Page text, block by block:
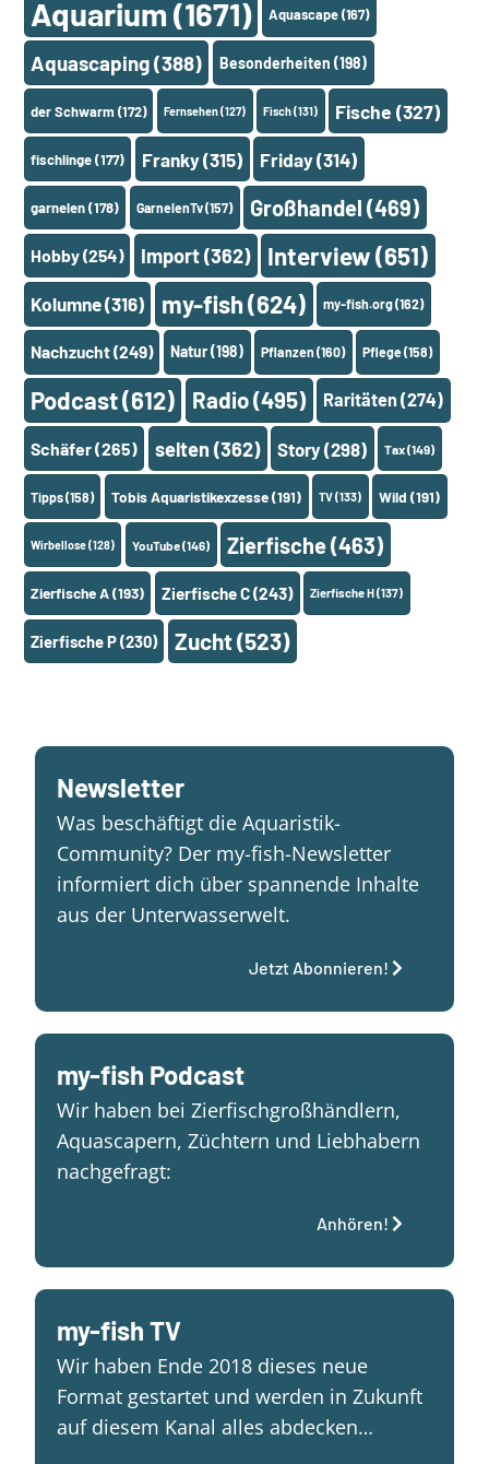
Aquarium (1671) Aquascape(167)
Aquascaping(388) Besonderheiten (198)
der Schwarm(172) Fernsehen(127) Fisch(131) Fische (327)
fischlinge(177) Franky(315) Friday(314)
garnelen(178) GarnelenTv(157) Großhandel (469)
Hobby(254) Import(362) Interview(651)
Kolumne(316) my-fish(624) my-fish.org(162)
Nachzucht(249) Natur(198) Pflanzen(160) Pflege(158)
Podcast(612) Radio(495) Raritäten (274)
Schäfer(265) selten (362) Story (298) Tax(149)
Tipps(158) Tobis Aquaristikexzesse(191) TV(133) Wild (191)
Wirbellose(128) YouTube(146) Zierfische(463)
Zierfische A(193) Zierfische C(243) Zierfische H(137)
Zierfische P(230) Zucht(523)
Newsletter
Was beschäftigt die Aquaristik-
Community? Der my-fish-Newsletter
informiert dich über spannende Inhalte
aus der Unterwasserwelt.
Jetzt Abonnieren!
my-fish Podcast
Wir haben bei Zierfischgroßhändlern,
Aquascapern, Züchtern und Liebhabern
nachgefragt:
Anhören!
my-fish TV
Wir haben Ende 2018 dieses neue
Format gestartet und werden in Zukunft
auf diesem Kanal alles abdecken…